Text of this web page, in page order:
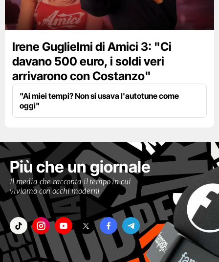
Irene Guglielmi di Amici 3: "Ci
davano 500 euro, i soldi veri
arrivarono con Costanzo"
"Ai miei tempi? Non si usava l'autotune come
oggi"
Più che un giornale
Il media che racconta il tempo in cui
viviamo con occhi moderni